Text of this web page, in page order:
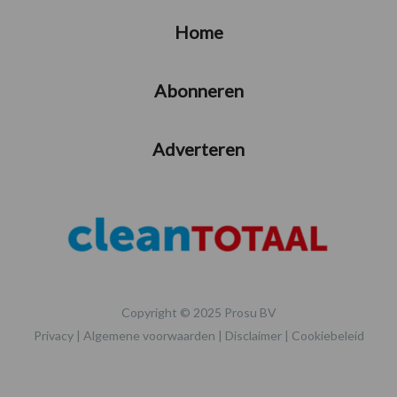
Home
Abonneren
Adverteren
Copyright © 2025 Prosu BV
Privacy| Algemene voorwaarden | Disclaimer| Cookiebeleid